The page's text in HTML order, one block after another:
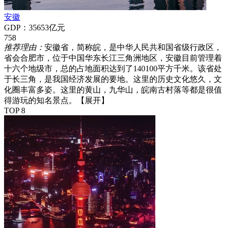
安徽
GDP：35653亿元
758
推荐理由： 安徽省，简称皖，是中华人民共和国省级行政区，
省会合肥市，位于中国华东长江三角洲地区，安徽目前管理着
十六个地级市，总的占地面积达到了140100平方千米。该省处
于长三角，是我国经济发展的要地。这里的历史文化悠久，文
化圈丰富多姿。这里的黄山，九华山，皖南古村落等都是很值
得游玩的知名景点。
【展开】
TOP 8